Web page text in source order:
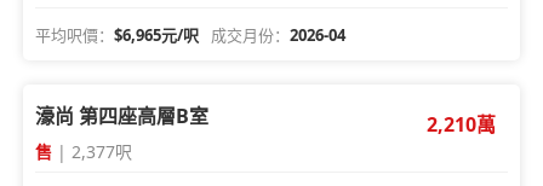
平均呎價：$6,965元/呎 成交月份：2026-04
濠尚 第四座高層B室
售 | 2,377呎
2,210萬